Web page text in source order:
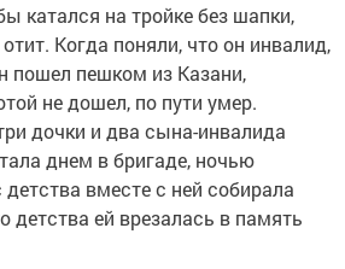
катался на тройке без шапки,
Когда поняли, что он инвалид,
пошел пешком из Казани,
не дошел, по пути умер.
дочки и два сына-инвалида
днем в бригаде, ночью
вместе с ней собирала
детства ей врезалась в память